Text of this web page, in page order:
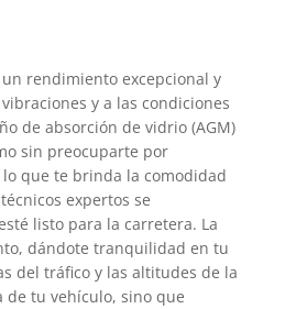
rendimiento excepcional y
y a las condiciones
de absorción de vidrio (AGM)
sin preocuparte por
que te brinda la comodidad
expertos se
listo para la carretera. La
dándote tranquilidad en tu
del tráfico y las altitudes de la
de tu vehículo, sino que